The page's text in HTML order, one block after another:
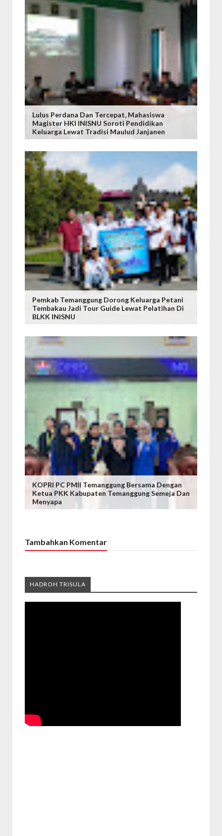
Lulus Perdana Dan Tercepat, Mahasiswa
Magister HKI INISNU Soroti Pendidikan
Keluarga Lewat Tradisi Maulud Janjanen
Pemkab Temanggung Dorong Keluarga Petani
Tembakau Jadi Tour Guide Lewat Pelatihan Di
BLKK INISNU
KOPRI PC PMII Temanggung Bersama Dengan
Ketua PKK Kabupaten Temanggung Semeja Dan
Menyapa
Tambahkan Komentar
HADROH TRISULA